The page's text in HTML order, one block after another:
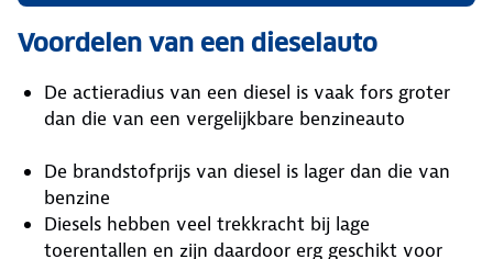
Voordelen van een dieselauto
De actieradius van een diesel is vaak fors groter
dan die van een vergelijkbare benzineauto
De brandstofprijs van diesel is lager dan die van
benzine
Diesels hebben veel trekkracht bij lage
toerentallen en zijn daardoor erg geschikt voor